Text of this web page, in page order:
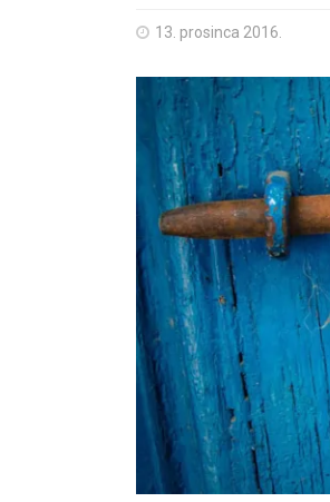
13. prosinca 2016.